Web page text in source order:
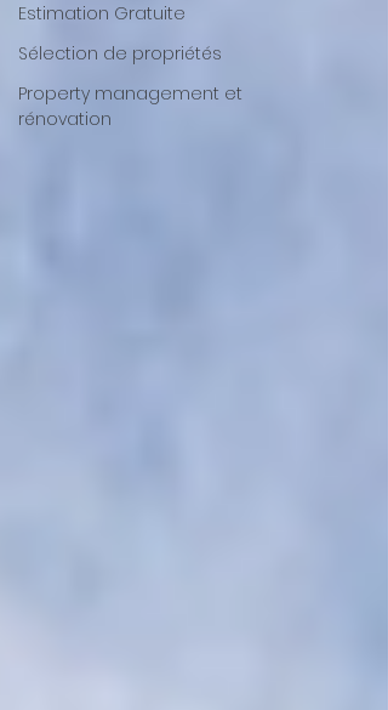
Estimation Gratuite
Sélection de propriétés
Property management et
rénovation